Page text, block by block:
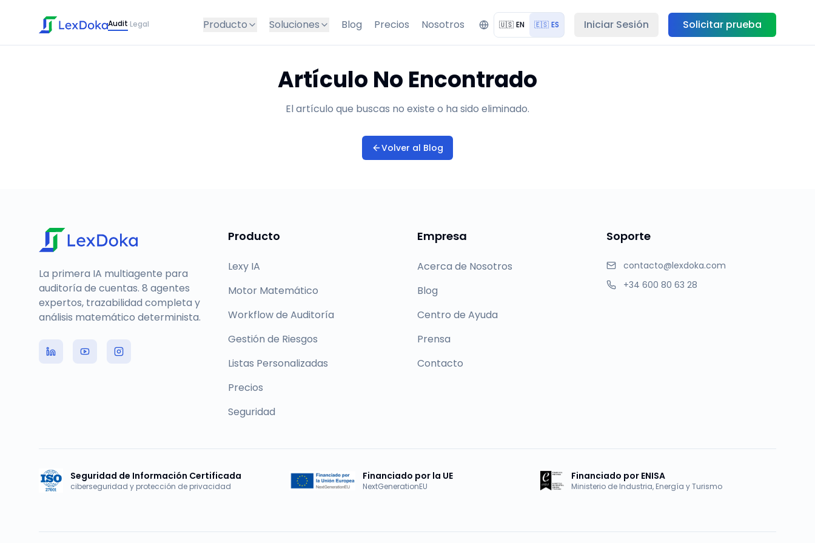
Audit·Legal Producto Soluciones Blog Precios Nosotros 🇺🇸 EN 🇪🇸 ES Iniciar Sesión Solicitar prueba
Artículo No Encontrado
El artículo que buscas no existe o ha sido eliminado.
Volver al Blog
La primera IA multiagente para
auditoría de cuentas. 8 agentes
expertos, trazabilidad completa y
análisis matemático determinista.
Producto
Lexy IA
Motor Matemático
Workflow de Auditoría
Gestión de Riesgos
Listas Personalizadas
Precios
Seguridad
Empresa
Acerca de Nosotros
Blog
Centro de Ayuda
Prensa
Contacto
Soporte
contacto@lexdoka.com
+34 600 80 63 28
Seguridad de Información Certificada
ciberseguridad y protección de privacidad
Financiado por la UE
NextGenerationEU
Financiado por ENISA
Ministerio de Industria, Energía y Turismo